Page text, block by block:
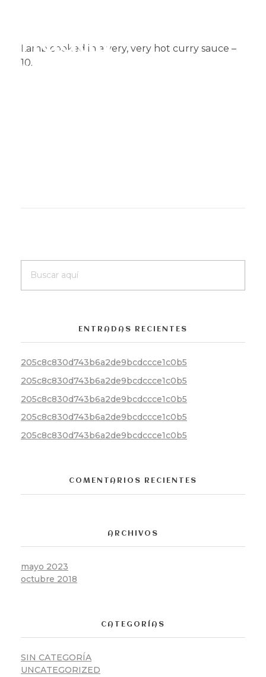
Lamb cooked in a very, very hot curry sauce –
10.​
ENTRADAS RECIENTES
205c8c830d743b6a2de9bcdccce1c0b5
205c8c830d743b6a2de9bcdccce1c0b5
205c8c830d743b6a2de9bcdccce1c0b5
205c8c830d743b6a2de9bcdccce1c0b5
205c8c830d743b6a2de9bcdccce1c0b5
COMENTARIOS RECIENTES
ARCHIVOS
mayo 2023
octubre 2018
CATEGORÍAS
SIN CATEGORÍA
UNCATEGORIZED